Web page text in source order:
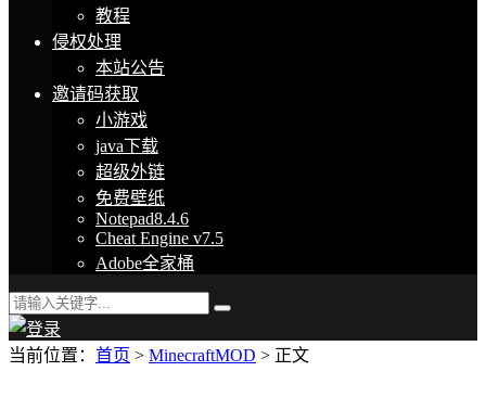
教程
侵权处理
本站公告
邀请码获取
小游戏
java下载
超级外链
免费壁纸
Notepad8.4.6
Cheat Engine v7.5
Adobe全家桶
当前位置： 首页 > MinecraftMOD > 正文